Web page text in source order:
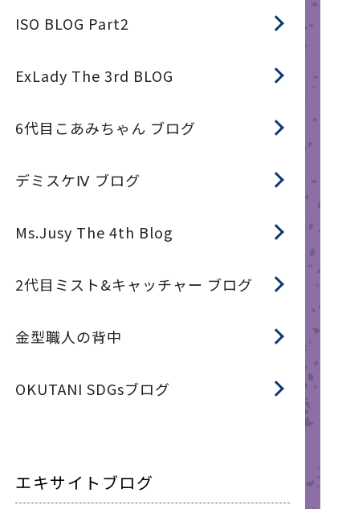
ISO BLOG Part2
ExLady The 3rd BLOG
6代目こあみちゃん ブログ
デミスケⅣ ブログ
Ms.Jusy The 4th Blog
2代目ミスト&キャッチャー ブログ
金型職人の背中
OKUTANI SDGsブログ
エキサイトブログ